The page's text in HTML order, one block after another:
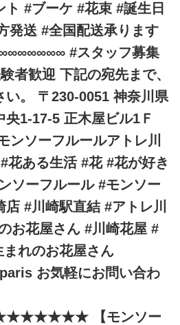
ト #ブーケ #花束 #誕生日
発送 #全国配送承ります
#スタッフ募集
者歓迎 下記の宛先まで、
い。 〒230-0051 神奈川県
1-17-5 正木屋ビル1Ｆ
ンソーフルールアトレ川
花ある生活 #花 #花が好き
ソーフルール #モンソー
#川崎駅直結 #アトレ川
お花屋さん #川崎花屋 #
れのお花屋さん
お気軽にお問い合わ
【モンソー